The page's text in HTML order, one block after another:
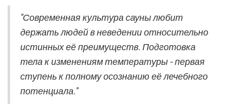
"Современная культура сауны любит
держать людей в неведении относительно
истинных её преимуществ. Подготовка
тела к изменениям температуры - первая
ступень к полному осознанию её лечебного
потенциала."